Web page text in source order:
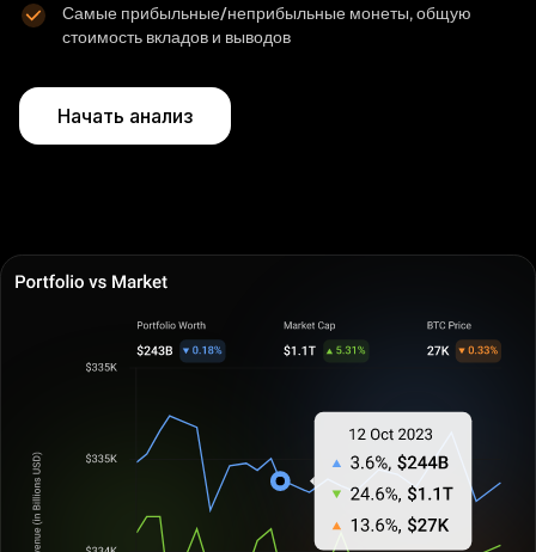
Самые прибыльные/неприбыльные монеты, общую
стоимость вкладов и выводов
Начать анализ